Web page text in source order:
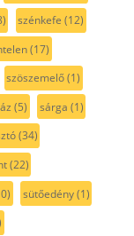
szénkefe (12)
(17)
szöszemelő(1)
(5) sárga (1)
(34)
(22)
sütőedény(1)